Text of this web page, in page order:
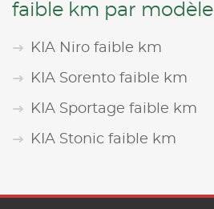
faible km par modèle
KIA Niro faible km
KIA Sorento faible km
KIA Sportage faible km
KIA Stonic faible km